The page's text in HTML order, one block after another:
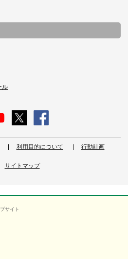
ル
利用目的について 行動計画
サイトマップ
サイト